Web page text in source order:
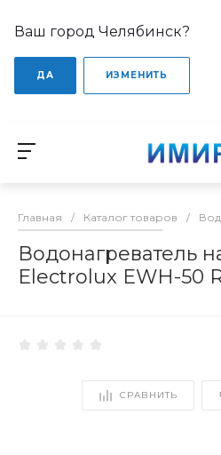
Ваш город Челябинск?
ДА ИЗМЕНИТЬ
Главная / Каталог товаров /
Водонагреватель
Electrolux EWH-50
СРАВНИТЬ